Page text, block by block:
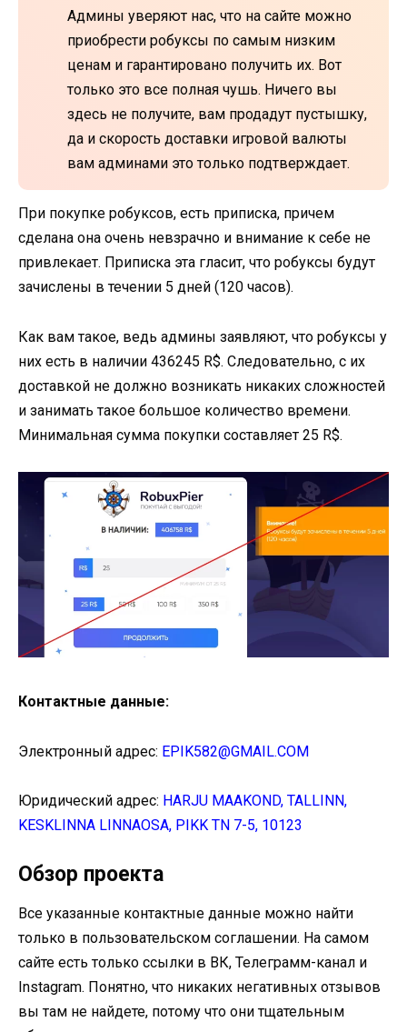
Админы уверяют нас, что на сайте можно
приобрести робуксы по самым низким
ценам и гарантировано получить их. Вот
только это все полная чушь. Ничего вы
здесь не получите, вам продадут пустышку,
да и скорость доставки игровой валюты
вам админами это только подтверждает.
При покупке робуксов, есть приписка, причем
сделана она очень невзрачно и внимание к себе не
привлекает. Приписка эта гласит, что робуксы будут
зачислены в течении 5 дней (120 часов).
Как вам такое, ведь админы заявляют, что робуксы у
них есть в наличии 436245 R$. Следовательно, с их
доставкой не должно возникать никаких сложностей
и занимать такое большое количество времени.
Минимальная сумма покупки составляет 25 R$.
Контактные данные:
Электронный адрес: EPIK582@GMAIL.COM
Юридический адрес: HARJU MAAKOND, TALLINN,
KESKLINNA LINNAOSA, PIKK TN 7-5, 10123
Обзор проекта
Все указанные контактные данные можно найти
только в пользовательском соглашении. На самом
сайте есть только ссылки в ВК, Телеграмм-канал и
Instagram. Понятно, что никаких негативных отзывов
вы там не найдете, потому что они тщательным